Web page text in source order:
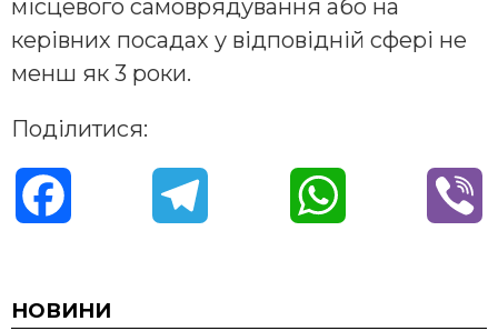
місцевого самоврядування або на
керівних посадах у відповідній сфері не
менш як 3 роки.
Поділитися:
c
НОВИНИ